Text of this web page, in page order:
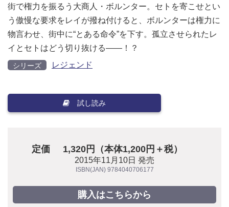
街で権力を振るう大商人・ボルンター。セトを寄こせとい
う傲慢な要求をレイが撥ね付けると、ボルンターは権力に
物言わせ、街中に“とある命令”を下す。孤立させられたレ
イとセトはどう切り抜ける――！？
シリーズ レジェンド
試し読み
定価 1,320円（本体1,200円＋税）
2015年11月10日 発売
ISBN(JAN) 9784040706177
購入はこちらから